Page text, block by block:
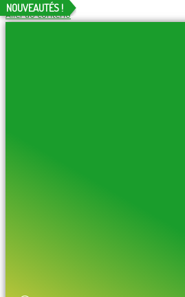
Aller au contenu
NOUVEAUTÉS !